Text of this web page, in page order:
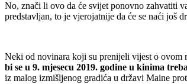
No, znači li ovo da će svijet ponovno zahvatiti
predstavljan, to je vjerojatnije da će se naći još
Neki od novinara koji su prenijeli vijest o ovom
bi se u 9. mjesecu 2019. godine u kinima
iz malog izmišljenog gradića u državi Maine